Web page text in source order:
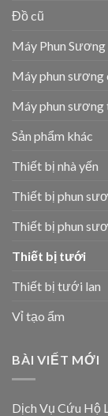
Đồ cũ
Máy Phun Sương
Máy phun sương
Máy phun sương
Sản phẩm khác
Thiết bị nhà yến
Thiết bị phun
Thiết bị phun
Thiết bị tưới
Thiết bị tưới lan
Vỉ tạo ẩm
BÀI VIẾT MỚI
Dịch Vụ Cứu Hộ